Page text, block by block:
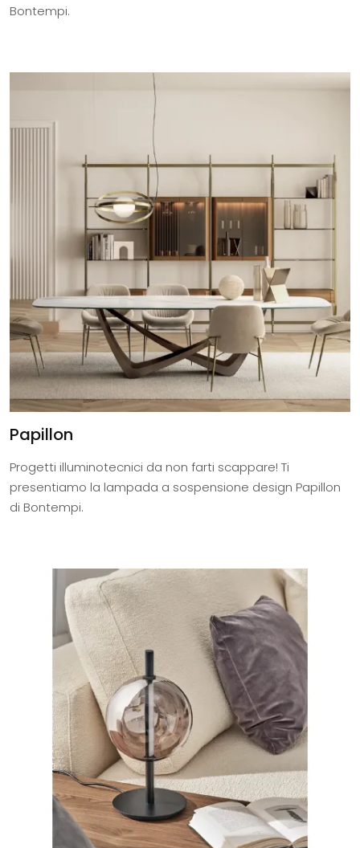
Bontempi.
Papillon
Progetti illuminotecnici da non farti scappare! Ti
presentiamo la lampada a sospensione design Papillon
di Bontempi.